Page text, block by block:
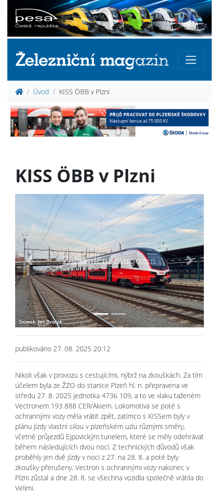
Úvod KISS ÖBB v Plzni
KISS ÖBB v Plzni
Previous Next
publikováno 27. 08. 2025 20:12
Nikoli však v provozu s cestujícími, nýbrž na zkouškách. Za tím
účelem byla ze ŽZO do stanice Plzeň hl. n. přepravena ve
středu 27. 8. 2025 jednotka 4736 109, a to ve vlaku taženém
Vectronem 193 888 CER/Akiem. Lokomotiva se poté s
ochrannými vozy měla vrátit zpět, zatímco s KISSem byly v
plánu jízdy vlastní silou v plzeňském uzlu různými směry,
včetně průjezdů Ejpovickým tunelem, které se měly odehrávat
během následujících dvou nocí. Z technických důvodů však
proběhly jen dvě jízdy v noci z 27. na 28. 8. a poté byly
zkoušky přerušeny. Vectron s ochrannými vozy nakonec v
Plzni zůstal a dne 28. 8. se všechna vozidla společně vrátila do
Velimi.